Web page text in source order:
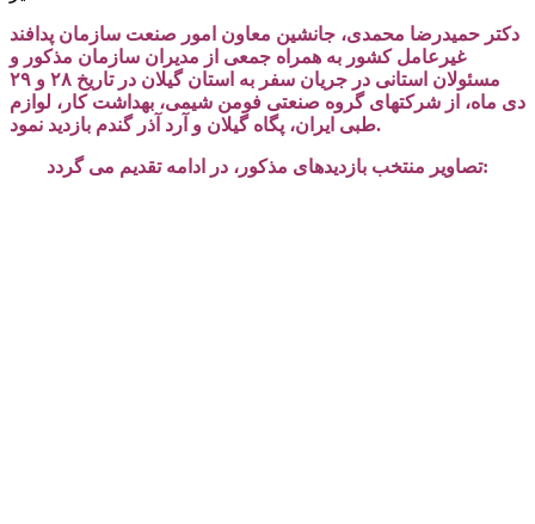
دکتر حمیدرضا محمدی، جانشین معاون امور صنعت سازمان پدافند
غیرعامل کشور به همراه جمعی از مدیران سازمان مذکور و
مسئولان استانی در جریان سفر به استان گیلان در تاریخ ۲۸ و ۲۹
دی ماه، از شرکتهای گروه صنعتی فومن شیمی، بهداشت کار، لوازم
طبی ایران، پگاه گیلان و آرد آذر گندم بازدید نمود.
تصاویر منتخب بازدیدهای مذکور، در ادامه تقدیم می گردد: